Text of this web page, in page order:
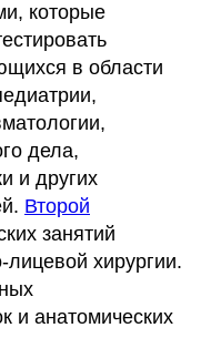
которые
в области
дела,
и других
Второй
занятий
лицевой хирургии.
и анатомических